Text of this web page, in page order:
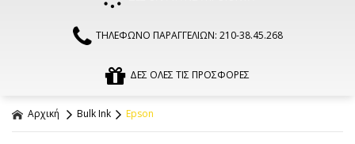
ΤΗΛΕΦΩΝΟ ΠΑΡΑΓΓΕΛΙΩΝ: 210-38.45.268
ΔΕΣ ΟΛΕΣ ΤΙΣ ΠΡΟΣΦΟΡΕΣ
Αρχική Bulk Ink Epson